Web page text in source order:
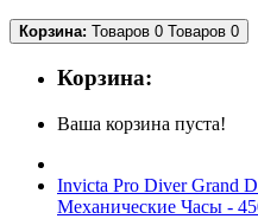
Корзина: Товаров 0 Товаров 0
Корзина:
Ваша корзина пуста!
Invicta Pro Diver Grand
Механические Часы -